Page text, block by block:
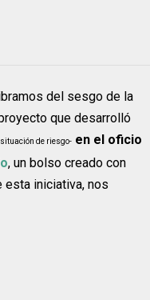
del sesgo de la
que desarrolló
de riesgo- en el oficio
, un bolso creado con
esta iniciativa, nos